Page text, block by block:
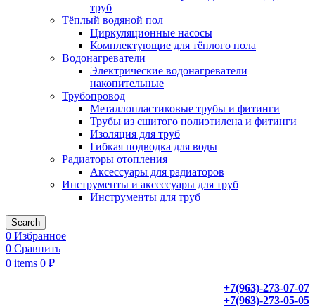
труб
Тёплый водяной пол
Циркуляционные насосы
Комплектующие для тёплого пола
Водонагреватели
Электрические водонагреватели
накопительные
Трубопровод
Металлопластиковые трубы и фитинги
Трубы из сшитого полиэтилена и фитинги
Изоляция для труб
Гибкая подводка для воды
Радиаторы отопления
Аксессуары для радиаторов
Инструменты и аксессуары для труб
Инструменты для труб
Search
0 Избранное
0 Сравнить
0 items 0 ₽
+7(963)-273-07-07
+7(963)-273-05-05